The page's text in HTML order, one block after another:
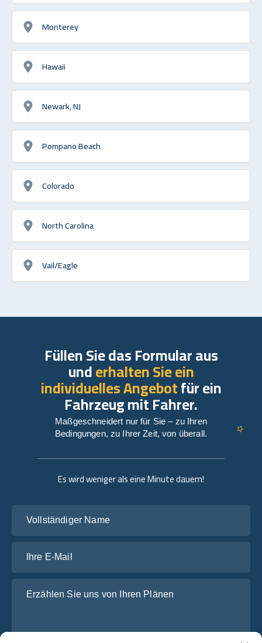
Monterey
Hawaii
Newark, NJ
Pompano Beach
Colorado
North Carolina
Vail/Eagle
Es wird weniger als eine Minute dauern!
Füllen Sie das Formular aus
underhalten Sie ein
individuelles Angebotfür ein
Fahrzeug mit Fahrer.
Maßgeschneidert nur für Sie – zu Ihren
Bedingungen, zu Ihrer Zeit, von überall.